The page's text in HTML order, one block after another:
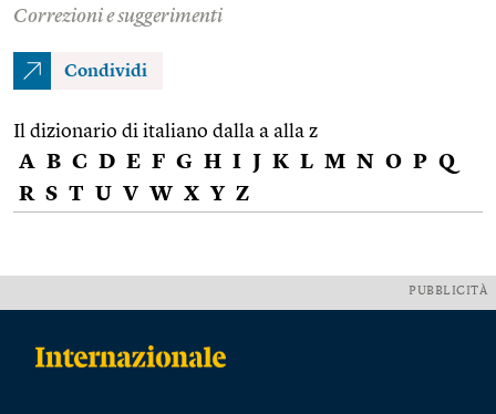
Correzioni e suggerimenti
Condividi
Il dizionario di italiano dalla a alla z
A B C D E F G H I J K L M N O P Q
R S T U V W X Y Z
PUBBLICITÀ